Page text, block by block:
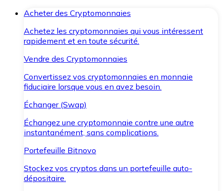
Acheter des Cryptomonnaies
Achetez les cryptomonnaies qui vous intéressent
rapidement et en toute sécurité.
Vendre des Cryptomonnaies
Convertissez vos cryptomonnaies en monnaie
fiduciaire lorsque vous en avez besoin.
Échanger (Swap)
Échangez une cryptomonnaie contre une autre
instantanément, sans complications.
Portefeuille Bitnovo
Stockez vos cryptos dans un portefeuille auto-
dépositaire.